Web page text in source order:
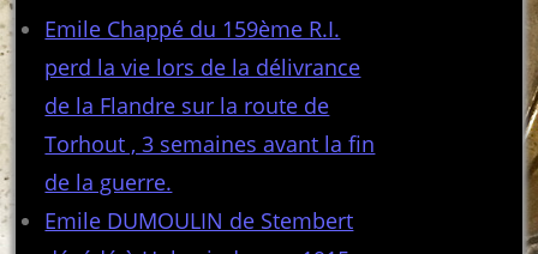
Emile Chappé du 159ème R.I.
perd la vie lors de la délivrance
de la Flandre sur la route de
Torhout , 3 semaines avant la fin
de la guerre.
Emile DUMOULIN de Stembert